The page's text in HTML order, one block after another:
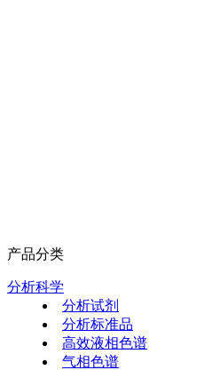
产品分类
分析科学
分析试剂
分析标准品
高效液相色谱
气相色谱